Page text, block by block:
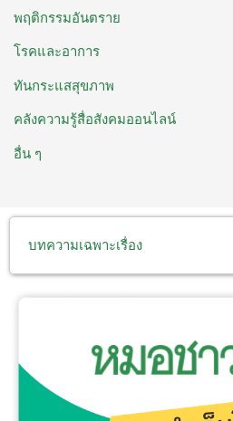
พฤติกรรมอันตราย
โรคและอาการ
ทันกระแสสุขภาพ
คลังความรู้สื่อสังคมออนไลน์
อื่น ๆ
บทความเฉพาะเรื่อง